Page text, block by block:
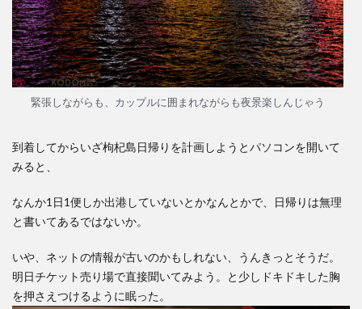
いざ
島へ
出発
5
枸杞
島に
た！
なの
に宿
つか
らな
へゆ
緊張しながらも、カップルに囲まれながらも夜景楽しんじゃう
到着してからいざ枸杞島日帰りを計画しようとパソコンを開いて
みると、
なんか1日1便しか出港していないとかなんとかで、日帰りは無理
と書いてあるではないか。
いや、ネットの情報が古いのかもしれない、うんきっとそうだ。
明日チケット売り場で直接聞いてみよう。と少しドキドキした胸
を押さえつけるように眠った。